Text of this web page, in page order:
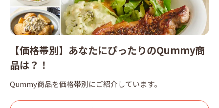
【価格帯別】あなたにぴったりのQummy商
品は？！
Qummy商品を価格帯別にご紹介しています。